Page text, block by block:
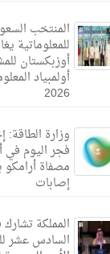
المنتخب
للمعلوماتية
أوزبكستان
أولمبياد
2026
وزارة
فجر اليوم في
مصفاة
إصابات
المملكة
السادس عشر